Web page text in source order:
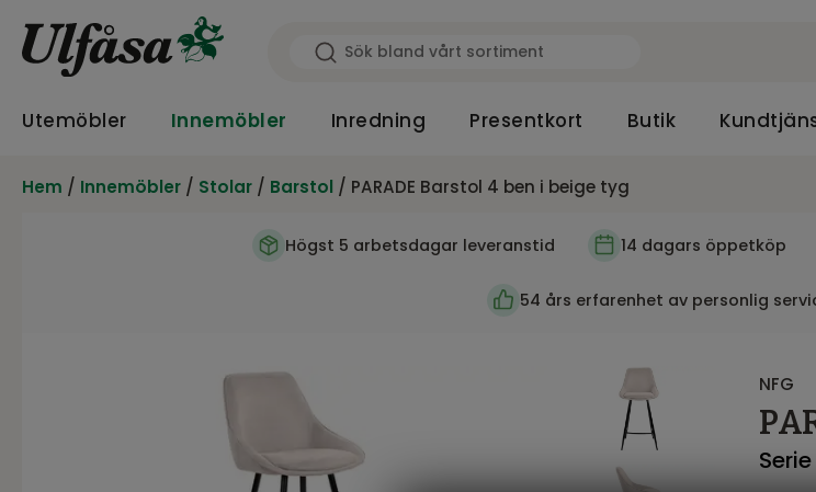
Utemöbler Innemöbler Inredning Presentkort Butik
Hem / Innemöbler / Stolar / Barstol / PARADE Barstol 4 ben i beige tyg
Högst 5 arbetsdagar leveranstid 14 dagars öppetköp
54 års erfarenhet av personlig
NFG